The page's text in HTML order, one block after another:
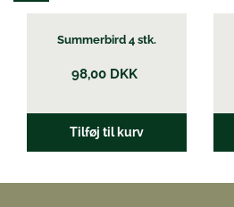
Summerbird 4 stk.
98,00 DKK
Tilføj til kurv